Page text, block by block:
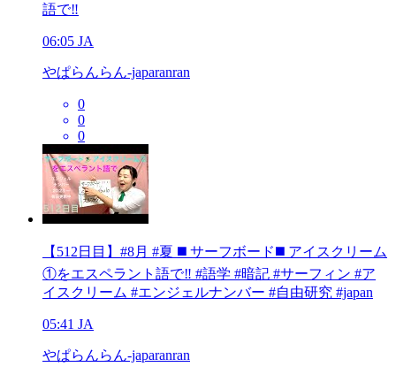
語で‼️
06:05 JA
やぱらんらん-japaranran
0
0
0
【512日目】#8月 #夏 ◼️ サーフボード◼️ アイスクリーム
①をエスペラント語で‼️ #語学 #暗記 #サーフィン #ア
イスクリーム #エンジェルナンバー #自由研究 #japan
05:41 JA
やぱらんらん-japaranran